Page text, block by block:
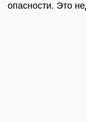
опасности. Это